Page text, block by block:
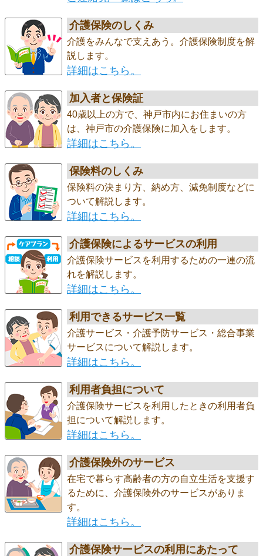
介護保険のしくみ
介護をみんなで支えあう。介護保険制度を解
説します。
詳細はこちら。
加入者と保険証
40歳以上の方で、神戸市内にお住まいの方
は、神戸市の介護保険に加入をします。
詳細はこちら。
保険料のしくみ
保険料の決まり方、納め方、減免制度などに
ついて解説します。
詳細はこちら。
介護保険によるサービスの利用
介護保険サービスを利用するための一連の流
れを解説します。
詳細はこちら。
利用できるサービス一覧
介護サービス・介護予防サービス・総合事業
サービスについて解説します。
詳細はこちら。
利用者負担について
介護保険サービスを利用したときの利用者負
担について解説します。
詳細はこちら。
介護保険外のサービス
在宅で暮らす高齢者の方の自立生活を支援す
るために、介護保険外のサービスがありま
す。
詳細はこちら。
介護保険サービスの利用にあたって